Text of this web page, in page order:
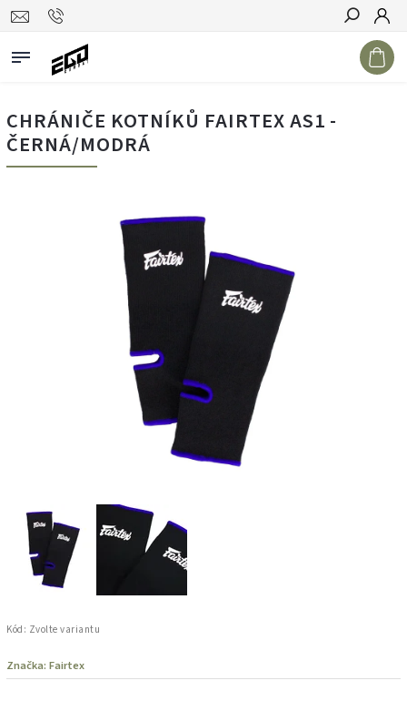
Hledat
CHRÁNIČE KOTNÍKŮ FAIRTEX AS1 -
ČERNÁ/MODRÁ
Kód: Zvolte variantu
Značka: Fairtex